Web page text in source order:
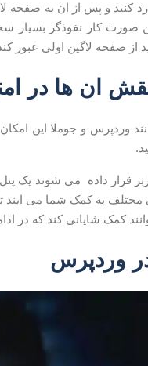
کنید و پس از ان به
صورت کار نفوذگر بسیار
از صفحه لاگین اولی عبور
ان ها در
وردپرس و جوملا این
قرار داده می شوند
مختلف به کمک شما می ایند
کمک شایانی کند که در
در وردپرس